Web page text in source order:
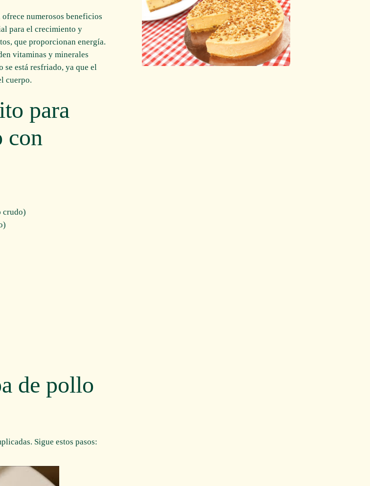
numerosos beneficios
para el crecimiento y
que proporcionan energía.
vitaminas y minerales
se está resfriado, ya que el
cuerpo.
para
con
crudo)
de pollo
Sigue estos pasos: